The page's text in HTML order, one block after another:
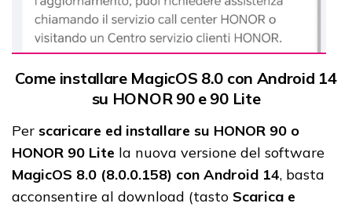
Come installare MagicOS 8.0 con Android 14
su HONOR 90 e 90 Lite
Per scaricare ed installare su HONOR 90 o
HONOR 90 Lite la nuova versione del software
MagicOS 8.0 (8.0.0.158) con Android 14, basta
acconsentire al download (tasto Scarica e